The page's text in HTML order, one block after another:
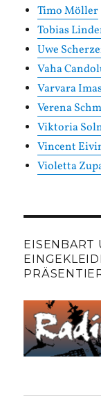
Timo Möller
Tobias
Uwe
Vaha
Varvara
Verena
Viktoria
Vincent
Violetta
EISENBART